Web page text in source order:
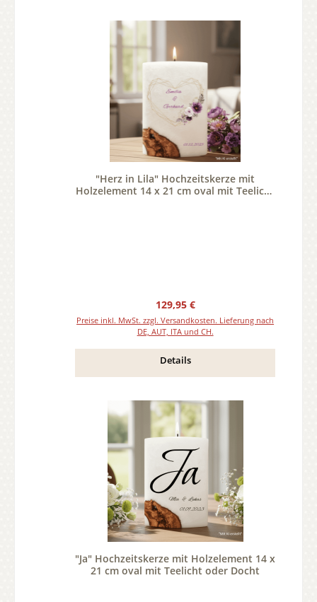
"Herz in Lila" Hochzeitskerze mit
Holzelement 14 x 21 cm oval mit Teelicht
Regulärer Preis:
129,95 €
Preise inkl. MwSt. zzgl. Versandkosten. Lieferung nach
DE, AUT, ITA und CH.
Details
"Ja" Hochzeitskerze mit Holzelement 14 x
21 cm oval mit Teelicht oder Docht